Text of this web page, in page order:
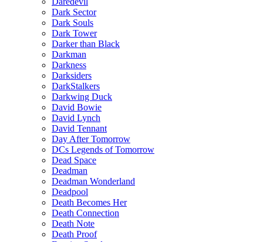
Dark Sector
Dark Souls
Dark Tower
Darker than Black
Darkman
Darkness
Darksiders
DarkStalkers
Darkwing Duck
David Bowie
David Lynch
David Tennant
Day After Tomorrow
DCs Legends of Tomorrow
Dead Space
Deadman
Deadman Wonderland
Deadpool
Death Becomes Her
Death Connection
Death Note
Death Proof